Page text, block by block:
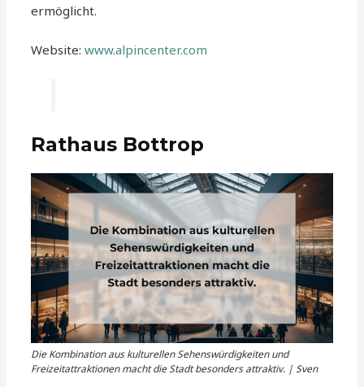
ermöglicht.
Website:www.alpincenter.com
Rathaus Bottrop
Die Kombination aus kulturellen Sehenswürdigkeiten und
Freizeitattraktionen macht die Stadt besonders attraktiv. | Sven